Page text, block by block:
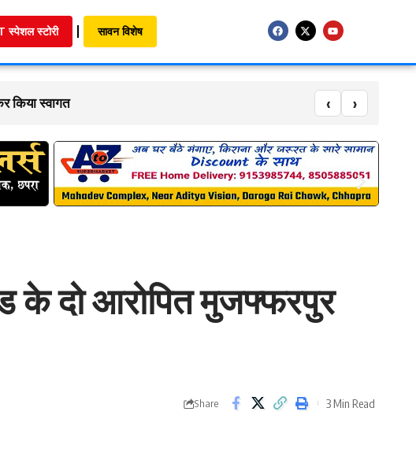
स्पेशल स्टोरी सावन विशेष
‹ ›
के दो आरोपित मुजफ्फरपुर
Share 3 Min Read